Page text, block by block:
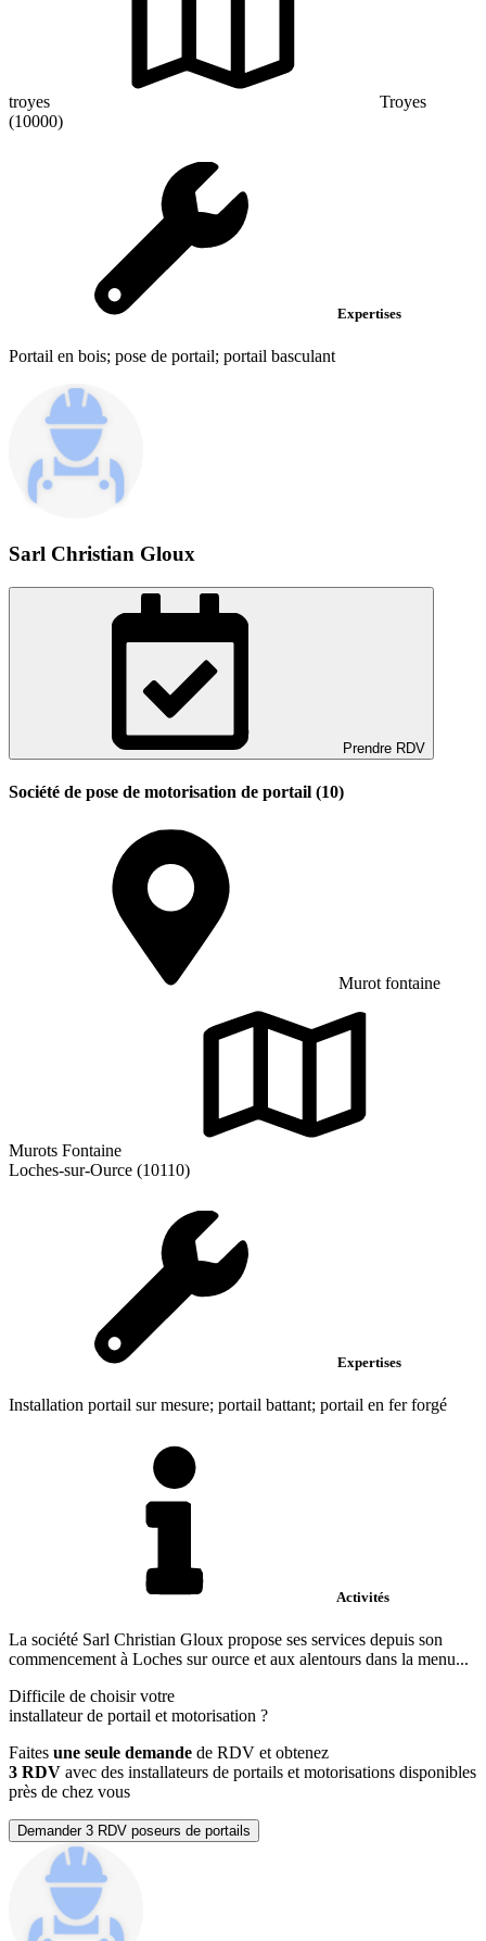
troyes
Troyes
(10000)
Expertises
Portail en bois; pose de portail; portail basculant
Sarl Christian Gloux
Prendre RDV
Société de pose de motorisation de portail (10)
Murot fontaine
Murots Fontaine
Loches-sur-Ource (10110)
Expertises
Installation portail sur mesure; portail battant; portail en fer forgé
Activités
La société Sarl Christian Gloux propose ses services depuis son
commencement à Loches sur ource et aux alentours dans la menu...
Difficile de choisir votre
installateur de portail et motorisation ?
Faites une seule demande de RDV et obtenez
3 RDV avec des installateurs de portails et motorisations disponibles
près de chez vous
Demander 3 RDV poseurs de portails